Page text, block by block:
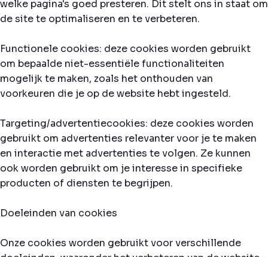
welke pagina's goed presteren. Dit stelt ons in staat om
de site te optimaliseren en te verbeteren.
Functionele cookies: deze cookies worden gebruikt
om bepaalde niet-essentiële functionaliteiten
mogelijk te maken, zoals het onthouden van
voorkeuren die je op de website hebt ingesteld.
Targeting/advertentiecookies: deze cookies worden
gebruikt om advertenties relevanter voor je te maken
en interactie met advertenties te volgen. Ze kunnen
ook worden gebruikt om je interesse in specifieke
producten of diensten te begrijpen.
Doeleinden van cookies
Onze cookies worden gebruikt voor verschillende